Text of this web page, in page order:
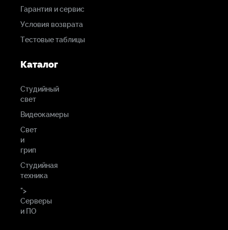
Гарантия и сервис
Условия возврата
Тестовые таблицы
Каталог
Студийный
свет
Видеокамеры
Свет
и
грип
Студийная
техника
">
Серверы
и ПО